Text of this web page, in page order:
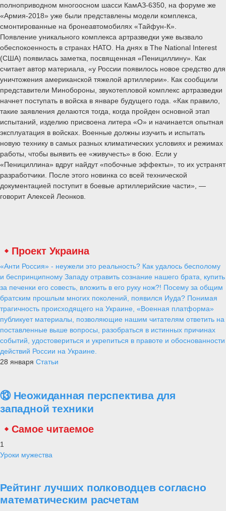
полноприводном многоосном шасси КамАЗ-6350, на форуме же
«Армия-2018» уже были представлены модели комплекса,
смонтированные на бронеавтомобилях «Тайфун-К».
Появление уникального комплекса артразведки уже вызвало
обеспокоенность в странах НАТО. На днях в The National Interest
(США) появилась заметка, посвященная «Пенициллину». Как
считает автор материала, «у России появилось новое средство для
уничтожения американской тяжелой артиллерии». Как сообщили
представители Минобороны, звукотепловой комплекс артразведки
начнет поступать в войска в январе будущего года. «Как правило,
такие заявления делаются тогда, когда пройден основной этап
испытаний, изделию присвоена литера «О» и начинается опытная
эксплуатация в войсках. Военные должны изучить и испытать
новую технику в самых разных климатических условиях и режимах
работы, чтобы выявить ее «живучесть» в бою. Если у
«Пенициллина» вдруг найдут «побочные эффекты», то их устранят
разработчики. После этого новинка со всей технической
документацией поступит в боевые артиллерийские части», —
говорит Алексей Леонков.
Проект Украина
«Анти Россия» - неужели это реальность? Как удалось бесполому
и беспринципному Западу отравить сознание нашего брата, купить
за печенки его совесть, вложить в его руку нож?! Посему за общим
братским прошлым многих поколений, появился Иуда? Понимая
трагичность происходящего на Украине, «Военная платформа»
публикует материалы, позволяющие нашим читателям ответить на
поставленные выше вопросы, разобраться в истинных причинах
событий, удостовериться и укрепиться в правоте и обоснованности
действий России на Украине.
28 января Статьи
⑬ Неожиданная перспектива для
западной техники
Самое читаемое
1
Уроки мужества
Рейтинг лучших полководцев согласно
математическим расчетам